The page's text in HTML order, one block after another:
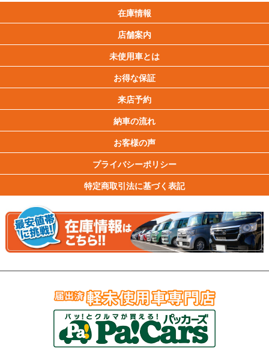
在庫情報
店舗案内
未使用車とは
お得な保証
来店予約
納車の流れ
お客様の声
プライバシーポリシー
特定商取引法に基づく表記